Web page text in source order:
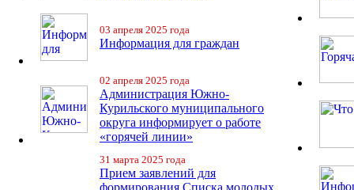
03 апреля 2025 года
Информация для граждан
02 апреля 2025 года
Администрация Южно-
Курильского муниципального
округа информирует о работе
«горячей линии»
31 марта 2025 года
Прием заявлений для
формирования Списка молодых